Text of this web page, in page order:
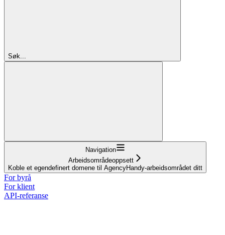
Søk...
Navigation
Arbeidsområdeoppsett
Koble et egendefinert domene til AgencyHandy-arbeidsområdet ditt
For byrå
For klient
API-referanse